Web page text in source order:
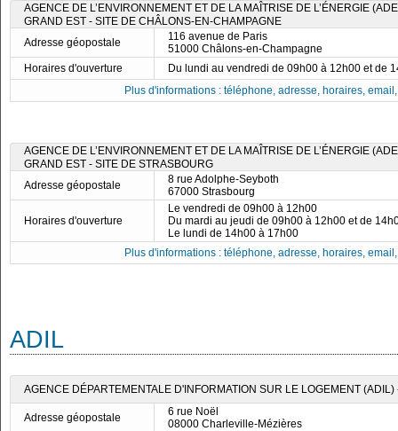
AGENCE DE L’ENVIRONNEMENT ET DE LA MAÎTRISE DE L’ÉNERGIE
GRAND EST - SITE DE CHÂLONS-EN-CHAMPAGNE
Adresse géopostale
116 avenue de Paris
51000 Châlons-en-Champagne
Horaires d'ouverture
Du lundi au vendredi de 09h00 à 12h00 et de
Plus d'informations : téléphone, adresse, horaires,
AGENCE DE L’ENVIRONNEMENT ET DE LA MAÎTRISE DE L’ÉNERGIE
GRAND EST - SITE DE STRASBOURG
Adresse géopostale
8 rue Adolphe-Seyboth
67000 Strasbourg
Horaires d'ouverture
Le vendredi de 09h00 à 12h00
Du mardi au jeudi de 09h00 à 12h00 et de
Le lundi de 14h00 à 17h00
Plus d'informations : téléphone, adresse, horaires,
ADIL
AGENCE DÉPARTEMENTALE D'INFORMATION SUR LE LOGEMENT
Adresse géopostale
6 rue Noël
08000 Charleville-Mézières